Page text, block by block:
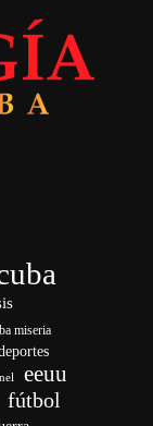
miseria
eeuu
fútbol